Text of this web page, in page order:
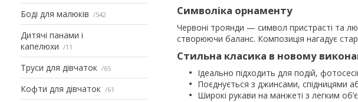
Боді для малюків 542
Дитячі панами і
капелюхи
11
Труси для дівчаток 65
Кофти для дівчаток 61
Символіка орнаменту
Червоні троянди — символ пристрасті та
створюючи баланс. Композиція нагадує
Стильна класика в новому
Ідеально підходить для подій,
Поєднується з джинсами, спідницями
Широкі рукави на манжеті з легким